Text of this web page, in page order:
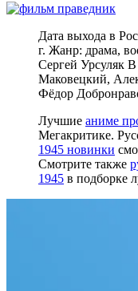
Дата выхода в
г. Жанр: драма,
Сергей Урсуляк
Маковецкий,
Фёдор
Лучшие аниме
Мегакритике.
1945 новинки
Смотрите также
1945 в подборке